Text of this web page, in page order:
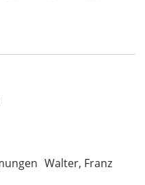
Walter, Franz